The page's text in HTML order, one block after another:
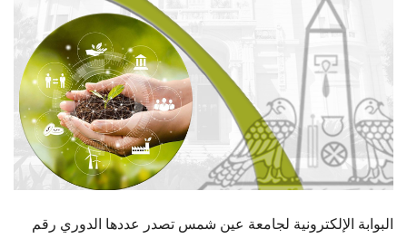
الدراسات العليا
الخريجين
الموظفون
الزائـرون
البوابة الإلكترونية لجامعة عين شمس تصدر عددها الدوري رقم